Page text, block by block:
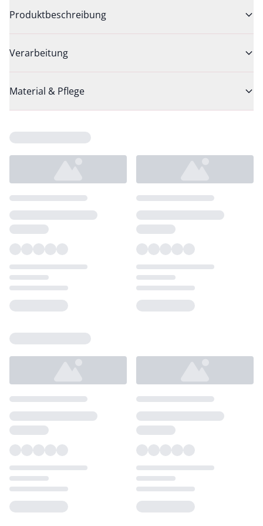
Produktbeschreibung
Verarbeitung
Material & Pflege